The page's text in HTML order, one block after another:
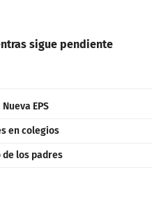
sigue pendiente
EPS
en colegios
los padres